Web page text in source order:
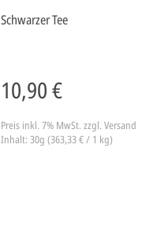
Schwarzer Tee
10,90 €
Preis inkl. 7% MwSt.zzgl. Versand
Inhalt: 30g (363,33 € / 1 kg)